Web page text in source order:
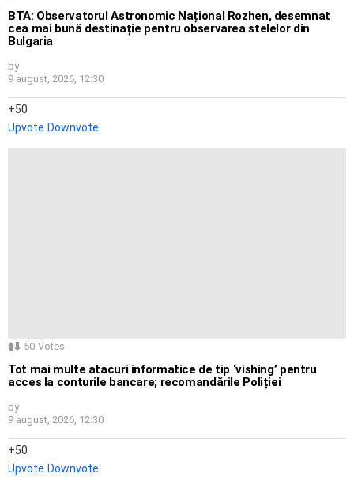
BTA: Observatorul Astronomic Național Rozhen, desemnat
cea mai bună destinație pentru observarea stelelor din
Bulgaria
by
9 august, 2026, 12:30
50
Upvote Downvote
50 Votes
Tot mai multe atacuri informatice de tip ‘vishing’ pentru
acces la conturile bancare; recomandările Poliției
by
9 august, 2026, 12:30
50
Upvote Downvote